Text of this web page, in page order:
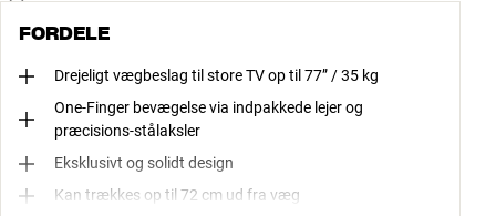
FORDELE
Drejeligt vægbeslag til store TV op til 77” / 35 kg
One-Finger bevægelse via indpakkede lejer og
præcisions-stålaksler
Eksklusivt og solidt design
Kan trækkes op til 72 cm ud fra væg